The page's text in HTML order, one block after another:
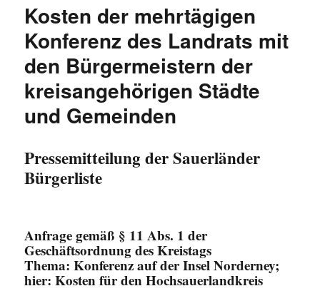
Kosten der mehrtägigen
Konferenz des Landrats mit
den Bürgermeistern der
kreisangehörigen Städte
und Gemeinden
Pressemitteilung der Sauerländer
Bürgerliste
Anfrage gemäß § 11 Abs. 1 der
Geschäftsordnung des Kreistags
Thema: Konferenz auf der Insel Norderney;
hier: Kosten für den Hochsauerlandkreis